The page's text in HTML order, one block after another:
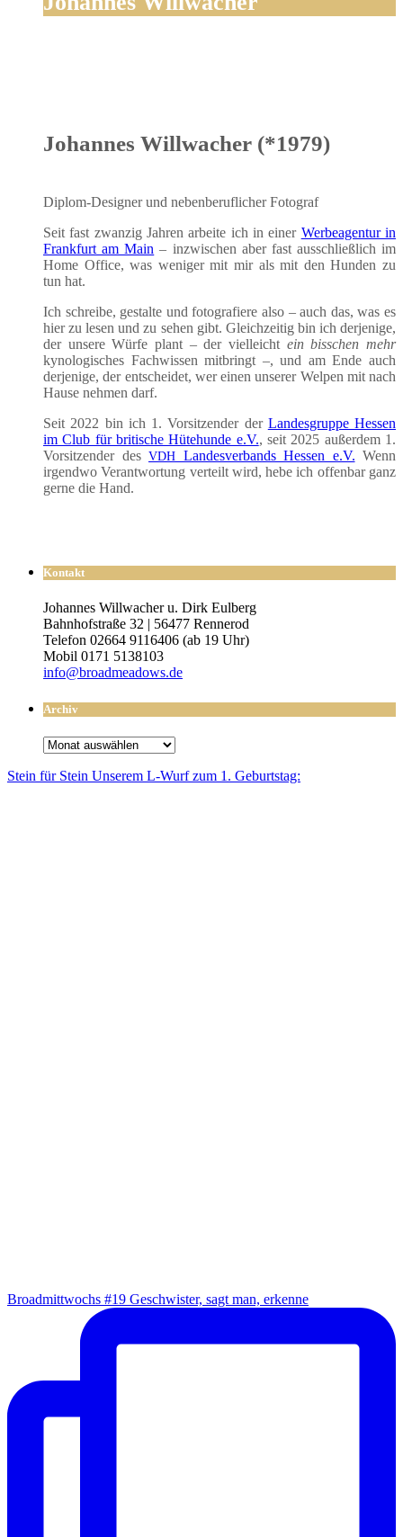
Johannes Willwacher (*1979)
Diplom-Desi­gner und neben­be­ruf­li­cher Fotograf
Seit fast zwan­zig Jah­ren arbei­te ich in einer Wer­be­agen­tur in
Frank­furt am Main – inzwi­schen aber fast aus­schließ­lich im
Home Office, was weni­ger mit mir als mit den Hun­den zu
tun hat.
Ich schrei­be, gestal­te und foto­gra­fie­re also – auch das, was es
hier zu lesen und zu sehen gibt. Gleich­zei­tig bin ich der­je­ni­ge,
der unse­re Wür­fe plant – der viel­leicht ein biss­chen mehr
kyno­lo­gi­sches Fach­wis­sen mit­bringt –, und am Ende auch
der­je­ni­ge, der ent­schei­det, wer einen unse­rer Wel­pen mit nach
Hau­se neh­men darf.
Seit 2022 bin ich 1. Vor­sit­zen­der der Lan­des­grup­pe Hes­sen
im Club für bri­ti­sche Hüte­hun­de e.V., seit 2025 außer­dem 1.
Vor­sit­zen­der des VDH Lan­des­ver­bands Hes­sen e.V. Wenn
irgend­wo Ver­ant­wor­tung ver­teilt wird, hebe ich offen­bar ganz
ger­ne die Hand.
Kontakt
Johannes Willwacher u. Dirk Eulberg
Bahnhofstraße 32 | 56477 Rennerod
Telefon 02664 9116406 (ab 19 Uhr)
Mobil 0171 5138103
info@broadmeadows.de
Archiv
Archiv
Stein für Stein Unse­rem L-Wurf zum 1. Geburtstag:
Broad­mitt­wochs #19 Geschwis­ter, sagt man, erkenne